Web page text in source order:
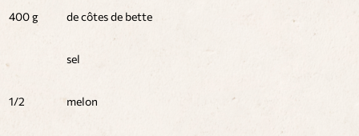
400 g de côtes de bette
sel
1/2 melon